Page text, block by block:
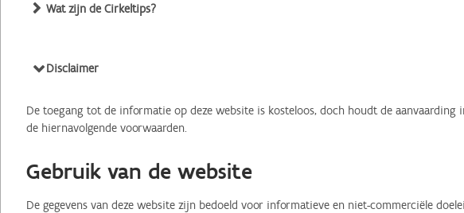
Wat zijn de Cirkeltips?
Disclaimer
De toegang tot de informatie op deze website is kosteloos, doch houdt de aanvaarding
de hiernavolgende voorwaarden.
Gebruik van de website
De gegevens van deze website zijn bedoeld voor informatieve en niet-commerciële